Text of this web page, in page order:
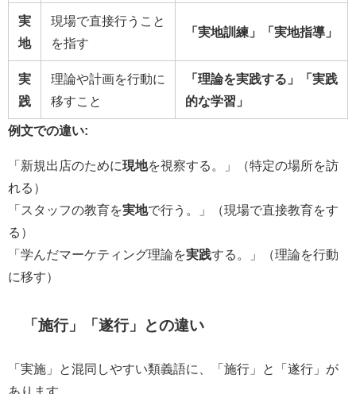
実
地
現場で直接行うこと
を指す
「実地訓練」「実地指導」
実
践
理論や計画を行動に
移すこと
「理論を実践する」「実践
的な学習」
例文での違い:
「新規出店のために現地を視察する。」（特定の場所を訪
れる）
「スタッフの教育を実地で行う。」（現場で直接教育をす
る）
「学んだマーケティング理論を実践する。」（理論を行動
に移す）
「施行」「遂行」との違い
「実施」と混同しやすい類義語に、「施行」と「遂行」が
あります。